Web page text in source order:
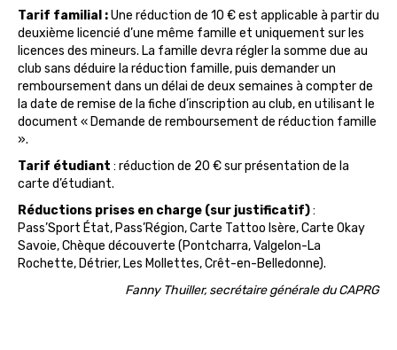
Tarif familial :Une réduction de 10 € est applicable à partir du
deuxième licencié d’une même famille et uniquement sur les
licences des mineurs. La famille devra régler la somme due au
club sans déduire la réduction famille, puis demander un
remboursement dans un délai de deux semaines à compter de
la date de remise de la fiche d’inscription au club, en utilisant le
document « Demande de remboursement de réduction famille
».
Tarif étudiant : réduction de 20 € sur présentation de la
carte d’étudiant.
Réductions prises en charge (sur justificatif):
Pass’Sport État, Pass’Région, Carte Tattoo Isère, Carte Okay
Savoie, Chèque découverte (Pontcharra, Valgelon-La
Rochette, Détrier, Les Mollettes, Crêt-en-Belledonne).
Fanny Thuiller, secrétaire générale du CAPRG